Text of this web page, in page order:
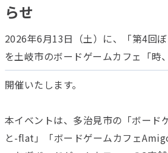
らせ
2026年6月13日（土）に、「第4回ぼ
を土岐市のボードゲームカフェ「時
開催いたします。
本イベントは、多治見市の「ボード
と-flat」「ボードゲームカフェ